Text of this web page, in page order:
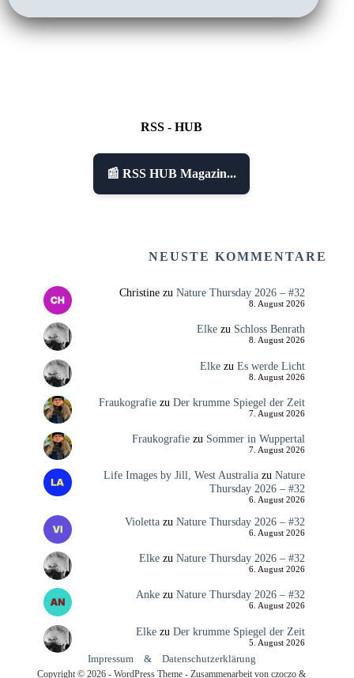
RSS - HUB
📰 RSS HUB Magazin...
NEUSTE KOMMENTARE
Christinezu Nature Thursday 2026 – #32
8. August 2026
Elkezu Schloss Benrath
8. August 2026
Elkezu Es werde Licht
8. August 2026
Fraukografiezu Der krumme Spiegel der Zeit
7. August 2026
Fraukografiezu Sommer in Wuppertal
7. August 2026
Life Images by Jill, West Australiazu Nature
Thursday 2026 – #32
6. August 2026
Violettazu Nature Thursday 2026 – #32
6. August 2026
Elkezu Nature Thursday 2026 – #32
6. August 2026
Ankezu Nature Thursday 2026 – #32
6. August 2026
Elkezu Der krumme Spiegel der Zeit
5. August 2026
Impressum & Datenschutzerklärung
Copyright © 2026 - WordPress Theme - Zusammenarbeit von czoczo &